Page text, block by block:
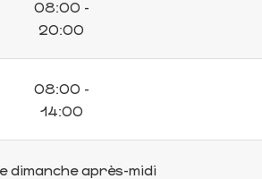
08:00 -
20:00
08:00 -
14:00
dimanche après-midi